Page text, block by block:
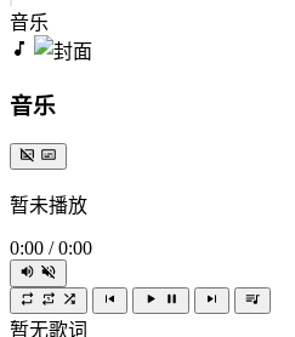
音乐
音乐
暂未播放
0:00 / 0:00
暂无歌词